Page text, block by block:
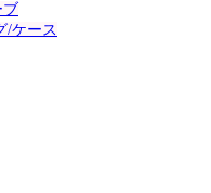
/ケース